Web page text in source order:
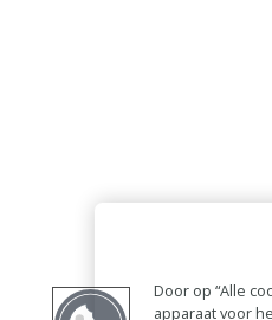
Door op “Alle
apparaat voor